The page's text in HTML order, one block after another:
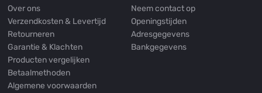
Over ons
Verzendkosten & Levertijd
Retourneren
Garantie & Klachten
Producten vergelijken
Betaalmethoden
Algemene voorwaarden
Neem contact op
Openingstijden
Adresgegevens
Bankgegevens